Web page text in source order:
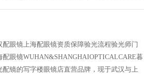
眼镜上海配眼镜资质保障验光流程验光师门
眼镜WUHAN&SHANGHAIOPTICALCARE暮
镜的写字楼眼镜店直营品牌，现于武汉与上
揭秘昆明私家侦探行业：专业服务与